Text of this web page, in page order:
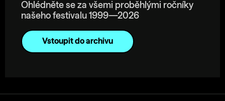
Ohlédněte se za všemi proběhlými ročníky
našeho festivalu 1999—2026
Vstoupit do archivu